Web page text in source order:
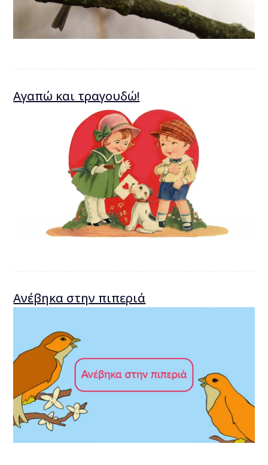
Αγαπώ και τραγουδώ!
Ανέβηκα στην πιπεριά